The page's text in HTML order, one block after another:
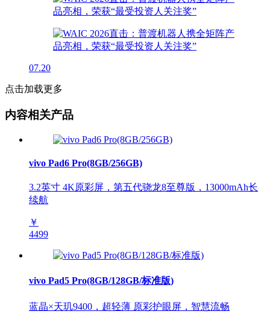
07.20
点击加载更多
内容相关产品
vivo Pad6 Pro(8GB/256GB)
3.2英寸 4K原彩屏，第五代骁龙8至尊版，13000mAh长
续航
￥
4499
vivo Pad5 Pro(8GB/128GB/标准版)
蓝晶×天玑9400，超轻薄 原彩护眼屏，智慧流畅